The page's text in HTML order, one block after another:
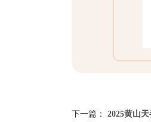
下一篇： 2025黄山